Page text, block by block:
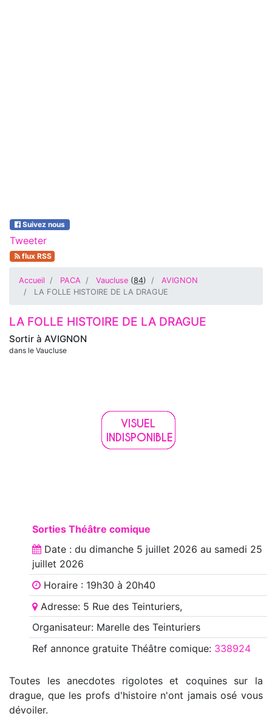
Suivez nous
Tweeter
flux RSS
Accueil PACA Vaucluse (84)
AVIGNON
LA FOLLE HISTOIRE DE LA DRAGUE
Sortir à AVIGNON
dans le Vaucluse
LA FOLLE HISTOIRE DE LA DRAGUE
Sorties Théâtre comique
Date : du dimanche 5 juillet 2026 au samedi 25
juillet 2026
Horaire : 19h30 à 20h40
Adresse: 5 Rue des Teinturiers,
Organisateur: Marelle des Teinturiers
Ref annoncegratuite Théâtre comique: 338924
Toutes les anecdotes rigolotes et coquines sur la
drague, que les profs d'histoire n'ont jamais osé vous
dévoiler.